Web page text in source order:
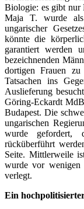
Biologie: es gibt nur
Maja T. wurde
ungarischer
könnte die
garantiert werden
bezeichnenden
dortigen Frauen zu
Tatsachen ins
Auslieferung
Göring-Eckardt
Budapest. Die
ungarischen
wurde gefordert,
rücküberführt
Seite. Mittlerweile
wurde vor wenigen
verlegt.
Ein